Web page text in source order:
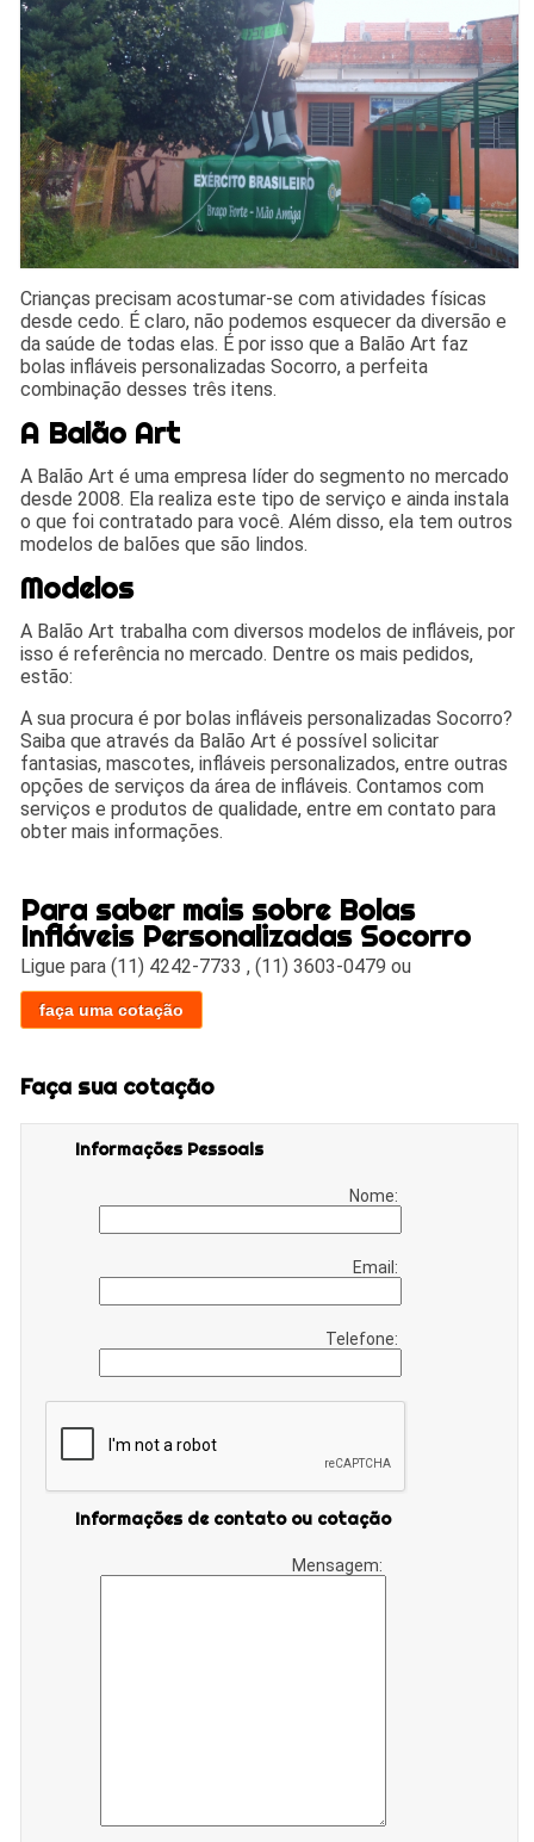
Crianças precisam acostumar-se com atividades físicas
desde cedo. É claro, não podemos esquecer da diversão e
da saúde de todas elas. É por isso que a Balão Art faz
bolas infláveis personalizadas Socorro, a perfeita
combinação desses três itens.
A Balão Art
A Balão Art é uma empresa líder do segmento no mercado
desde 2008. Ela realiza este tipo de serviço e ainda instala
o que foi contratado para você. Além disso, ela tem outros
modelos de balões que são lindos.
Modelos
A Balão Art trabalha com diversos modelos de infláveis, por
isso é referência no mercado. Dentre os mais pedidos,
estão:
A sua procura é por bolas infláveis personalizadas Socorro?
Saiba que através da Balão Art é possível solicitar
fantasias, mascotes, infláveis personalizados, entre outras
opções de serviços da área de infláveis. Contamos com
serviços e produtos de qualidade, entre em contato para
obter mais informações.
Para saber mais sobre Bolas
Infláveis Personalizadas Socorro
Ligue para(11) 4242-7733 ,(11) 3603-0479 ou
faça uma cotação
Faça sua cotação
Informações Pessoais
Nome:
Email:
Telefone:
Informações de contato ou cotação
Mensagem: